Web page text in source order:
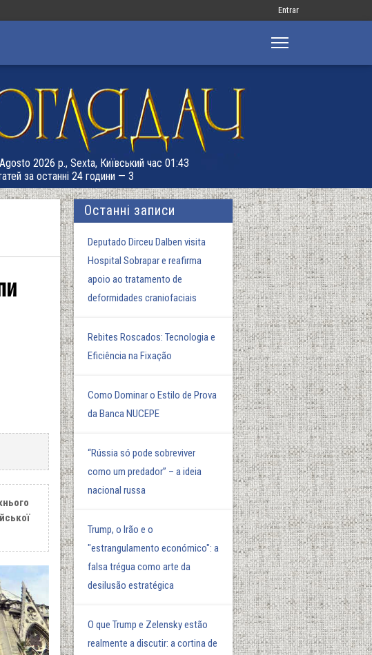
Меню
запису
Entrar
2026 р., Sexta, Київський час 01:43
за останні 24 години — 3
Останні записи
Deputado Dirceu Dalben visita
Hospital Sobrapar e reafirma
apoio ao tratamento de
deformidades craniofaciais
Rebites Roscados: Tecnologia e
Eficiência na Fixação
Como Dominar o Estilo de Prova
da Banca NUCEPE
“Rússia só pode sobreviver
como um predador” – a ideia
nacional russa
Trump, o Irão e o
"estrangulamento económico": a
falsa trégua como arte da
desilusão estratégica
O que Trump e Zelensky estão
realmente a discutir: a cortina de